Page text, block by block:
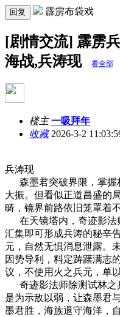
回复 霹雳布袋戏
[剧情交流] 霹雳
海战,兵涛现
看全部
楼主 一吸拜年
收藏2026-3-2
天指
兵涛现
森墨君突破界限，掌握
大振。但看似正道昌盛的
畴，镜界前路依旧笼罩着
在天镜塔内，奇迹影法
汇集即可形成兵涛的秘辛
元，自然无惧消息泄露。
因势导利，料定踌躇满志
议，不使用火之兵元，单
奇迹影法师除测试林之
是为示敌以弱，让森墨君
墨君胜，海族退守海洋，